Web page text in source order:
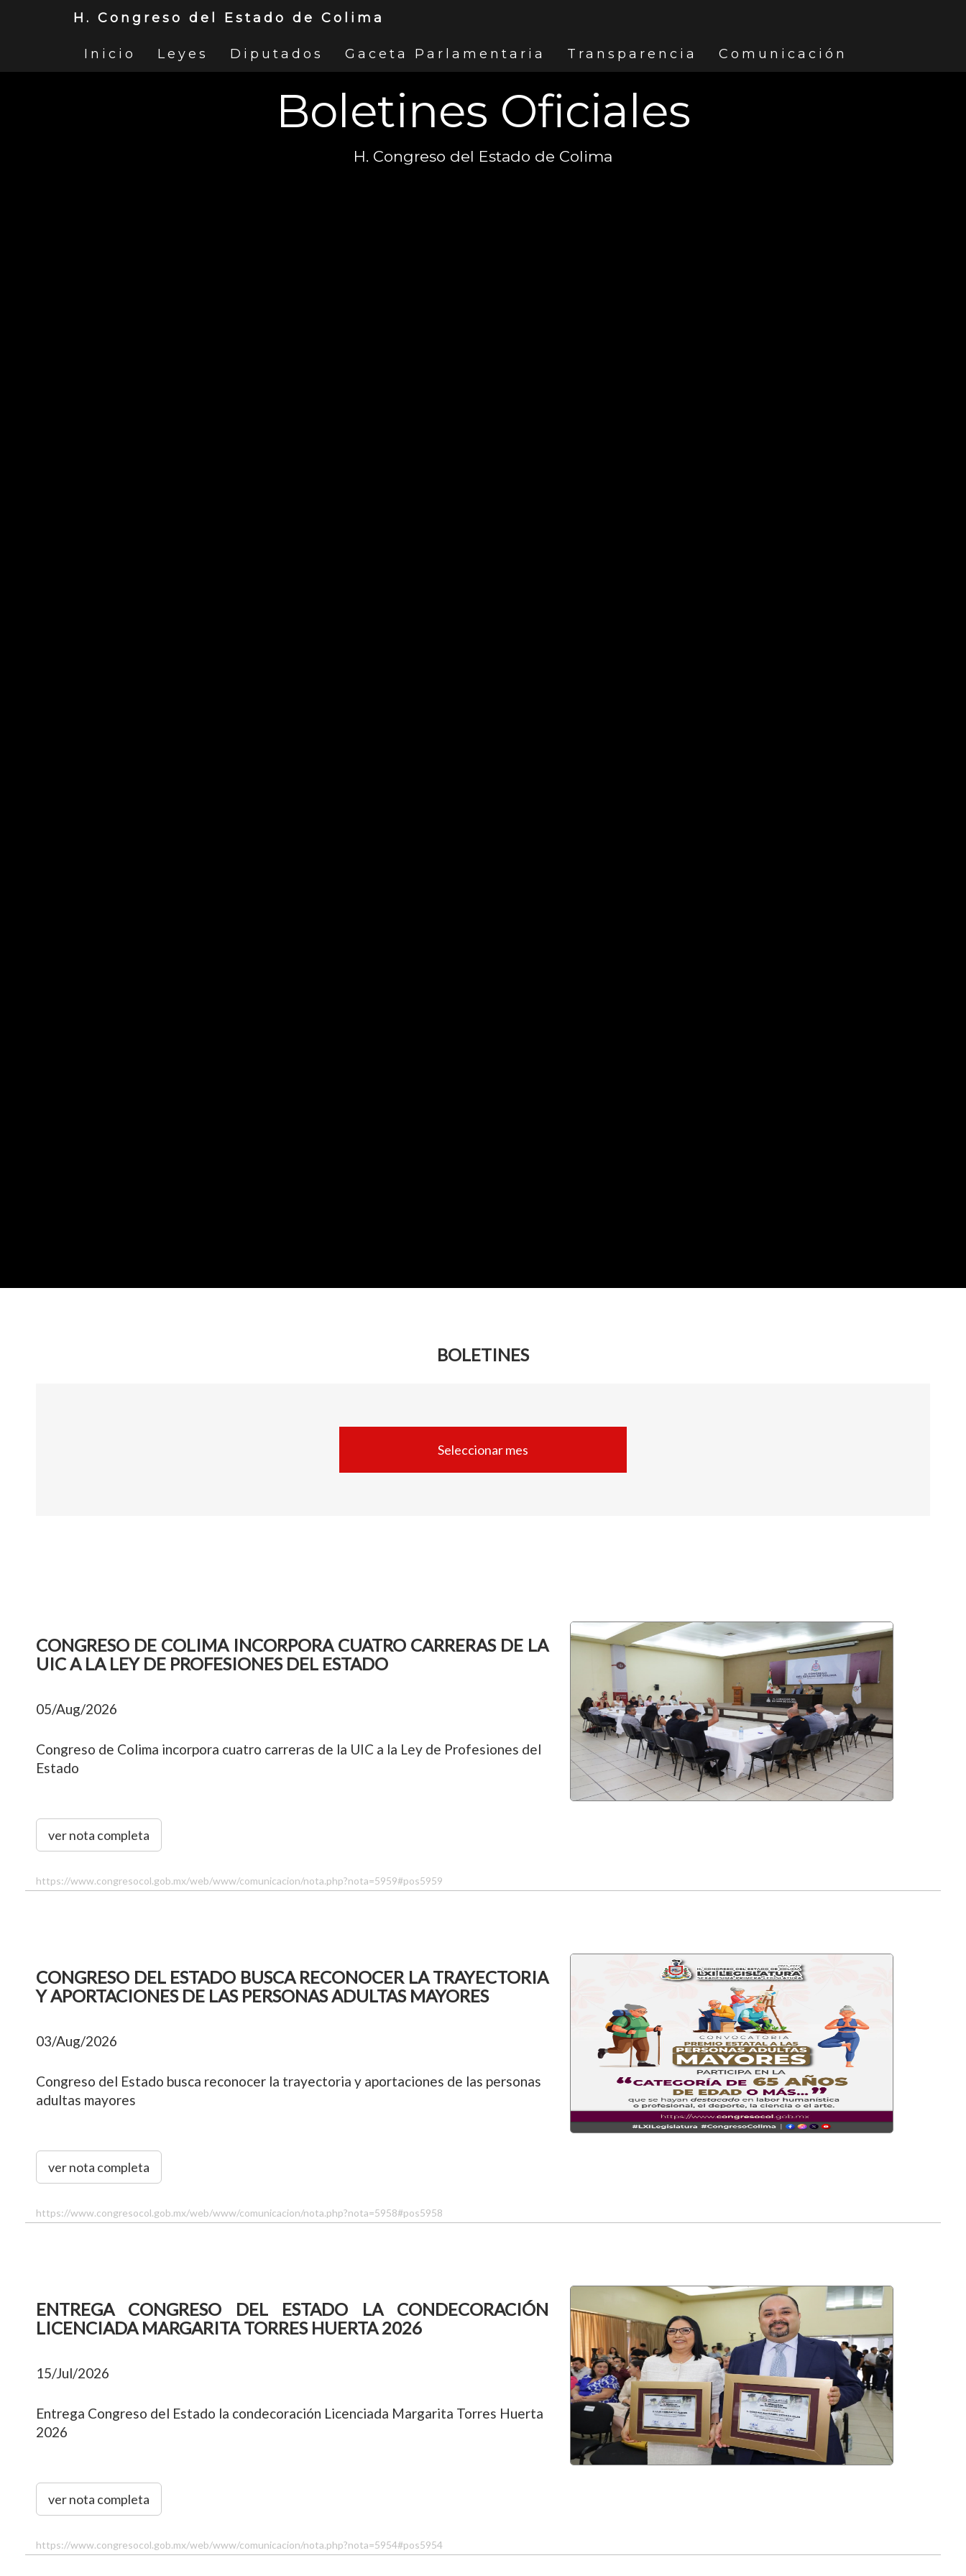
H. Congreso del Estado de Colima
Inicio Leyes Diputados Gaceta Parlamentaria Transparencia Comunicación
Boletines Oficiales
H. Congreso del Estado de Colima
BOLETINES
Seleccionar mes
CONGRESO DE COLIMA INCORPORA CUATRO CARRERAS DE LA
UIC A LA LEY DE PROFESIONES DEL ESTADO
05/Aug/2026
Congreso de Colima incorpora cuatro carreras de la UIC a la Ley de Profesiones del
Estado
ver nota completa
https://www.congresocol.gob.mx/web/www/comunicacion/nota.php?nota=5959#pos5959
CONGRESO DEL ESTADO BUSCA RECONOCER LA TRAYECTORIA
Y APORTACIONES DE LAS PERSONAS ADULTAS MAYORES
03/Aug/2026
Congreso del Estado busca reconocer la trayectoria y aportaciones de las personas
adultas mayores
ver nota completa
https://www.congresocol.gob.mx/web/www/comunicacion/nota.php?nota=5958#pos5958
ENTREGA CONGRESO DEL ESTADO LA CONDECORACIÓN
LICENCIADA MARGARITA TORRES HUERTA 2026
15/Jul/2026
Entrega Congreso del Estado la condecoración Licenciada Margarita Torres Huerta
2026
ver nota completa
https://www.congresocol.gob.mx/web/www/comunicacion/nota.php?nota=5954#pos5954